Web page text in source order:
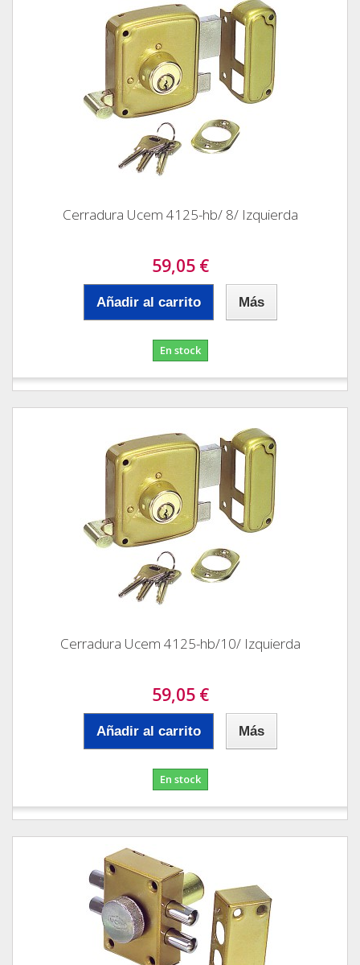
Cerradura Ucem 4125-hb/ 8/ Izquierda
59,05 €
Añadir al carrito Más
En stock
Cerradura Ucem 4125-hb/10/ Izquierda
59,05 €
Añadir al carrito Más
En stock